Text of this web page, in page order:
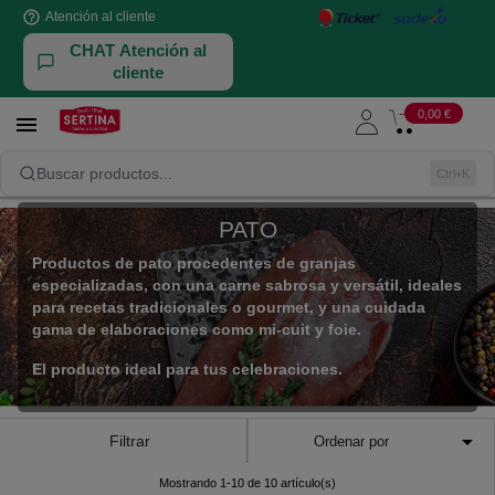
help_outline Atención al cliente
CHAT Atención al
cliente
 0,00 €
Buscar productos... Ctrl+K
NUESTRAS AVES Y CONEJOS
PATO
Productos de pato procedentes de granjas
especializadas, con una carne sabrosa y versátil, ideales
para recetas tradicionales o gourmet, y una cuidada
gama de elaboraciones como mi-cuit y foie.
El producto ideal para tus celebraciones.
Filtrar Ordenar por 
Mostrando 1-10 de 10 artículo(s)